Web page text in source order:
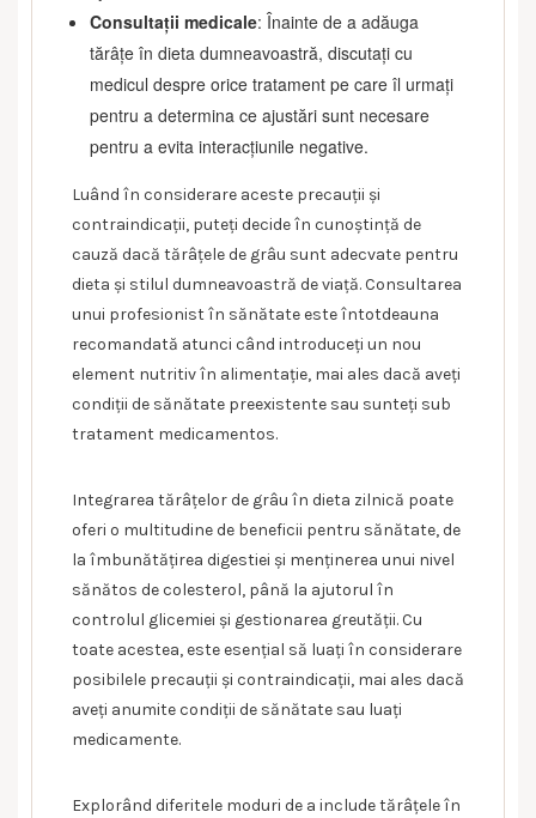
Consultații medicale: Înainte de a adăuga
tărâțe în dieta dumneavoastră, discutați cu
medicul despre orice tratament pe care îl urmați
pentru a determina ce ajustări sunt necesare
pentru a evita interacțiunile negative.
Luând în considerare aceste precauții și
contraindicații, puteți decide în cunoștință de
cauză dacă tărâțele de grâu sunt adecvate pentru
dieta și stilul dumneavoastră de viață. Consultarea
unui profesionist în sănătate este întotdeauna
recomandată atunci când introduceți un nou
element nutritiv în alimentație, mai ales dacă aveți
condiții de sănătate preexistente sau sunteți sub
tratament medicamentos.
Integrarea tărâțelor de grâu în dieta zilnică poate
oferi o multitudine de beneficii pentru sănătate, de
la îmbunătățirea digestiei și menținerea unui nivel
sănătos de colesterol, până la ajutorul în
controlul glicemiei și gestionarea greutății. Cu
toate acestea, este esențial să luați în considerare
posibilele precauții și contraindicații, mai ales dacă
aveți anumite condiții de sănătate sau luați
medicamente.
Explorând diferitele moduri de a include tărâțele în